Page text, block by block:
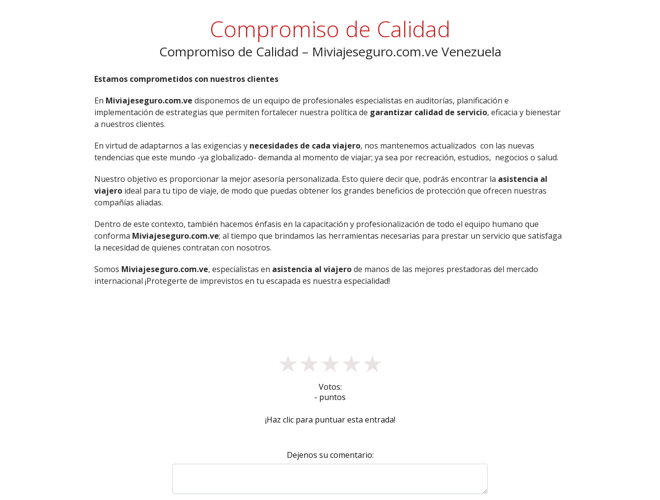
Compromiso de Calidad
Compromiso de Calidad – Miviajeseguro.com.ve Venezuela
Estamos comprometidos con nuestros clientes
En Miviajeseguro.com.ve disponemos de un equipo de profesionales especialistas en auditorías, planificación e
implementación de estrategias que permiten fortalecer nuestra política de garantizar calidad de servicio, eficacia y bienestar
a nuestros clientes.
En virtud de adaptarnos a las exigencias y necesidades de cada viajero, nos mantenemos actualizados con las nuevas
tendencias que este mundo -ya globalizado- demanda al momento de viajar; ya sea por recreación, estudios, negocios o salud.
Nuestro objetivo es proporcionar la mejor asesoría personalizada. Esto quiere decir que, podrás encontrar la asistencia al
viajero ideal para tu tipo de viaje, de modo que puedas obtener los grandes beneficios de protección que ofrecen nuestras
compañías aliadas.
Dentro de este contexto, también hacemos énfasis en la capacitación y profesionalización de todo el equipo humano que
conforma Miviajeseguro.com.ve; al tiempo que brindamos las herramientas necesarias para prestar un servicio que satisfaga
la necesidad de quienes contratan con nosotros.
Somos Miviajeseguro.com.ve, especialistas en asistencia al viajerode manos de las mejores prestadoras del mercado
internacional ¡Protegerte de imprevistos en tu escapada es nuestra especialidad!
★★★★★
Votos:
- puntos
¡Haz clic para puntuar esta entrada!
Dejenos su comentario: